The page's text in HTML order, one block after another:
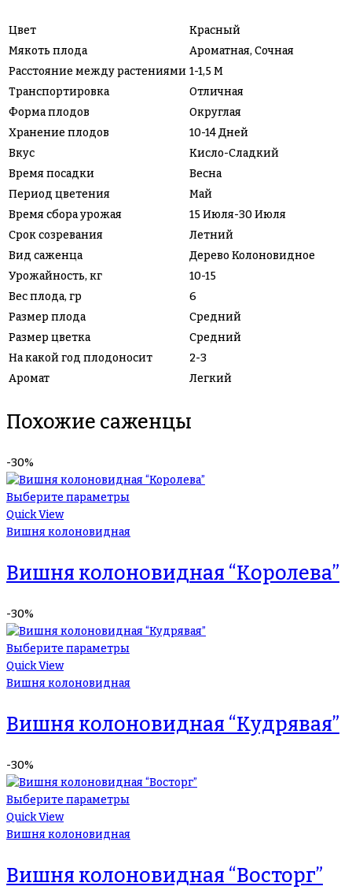
Цвет
Красный
Мякоть плода
Ароматная, Сочная
Расстояние между растениями 1-1,5 М
Транспортировка
Отличная
Форма плодов
Округлая
Хранение плодов
10-14 Дней
Вкус
Кисло-Сладкий
Время посадки
Весна
Период цветения
Май
Время сбора урожая
15 Июля-30 Июля
Срок созревания
Летний
Вид саженца
Дерево Колоновидное
Урожайность, кг
10-15
Вес плода, гр
6
Размер плода
Средний
Размер цветка
Средний
На какой год плодоносит
2-3
Аромат
Легкий
Похожие саженцы
-30%
Выберите параметры
Quick View
Вишня колоновидная
Вишня колоновидная “Королева”
-30%
Выберите параметры
Quick View
Вишня колоновидная
Вишня колоновидная “Кудрявая”
-30%
Выберите параметры
Quick View
Вишня колоновидная
Вишня колоновидная “Восторг”